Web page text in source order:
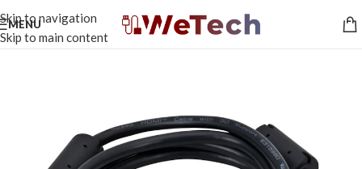
Skip to navigation
Skip to main content
MENU